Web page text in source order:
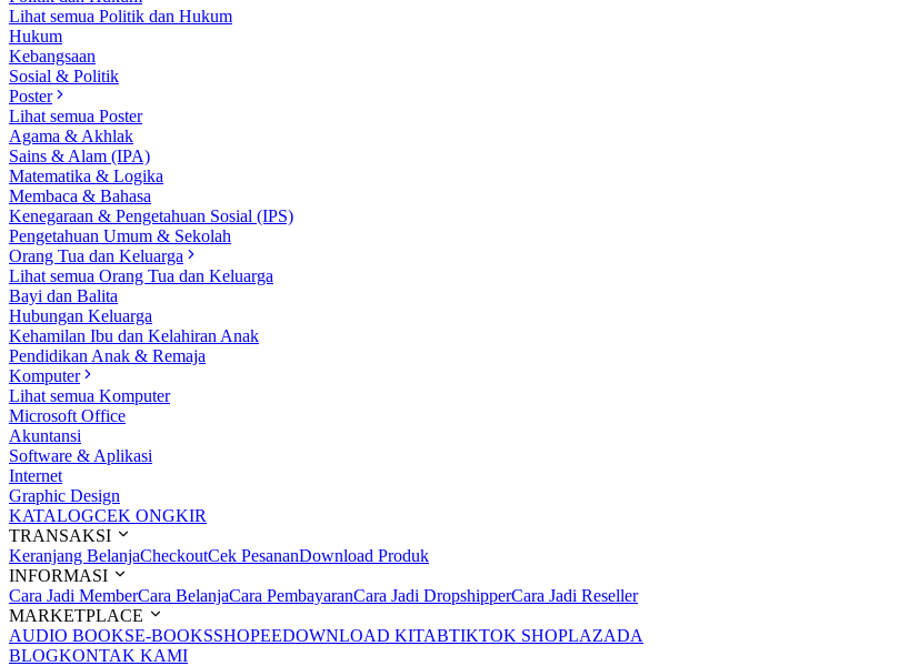
Lihat semua Politik dan Hukum
Hukum
Kebangsaan
Sosial & Politik
Poster
Lihat semua Poster
Agama & Akhlak
Sains & Alam (IPA)
Matematika & Logika
Membaca & Bahasa
Kenegaraan & Pengetahuan Sosial (IPS)
Pengetahuan Umum & Sekolah
Orang Tua dan Keluarga
Lihat semua Orang Tua dan Keluarga
Bayi dan Balita
Hubungan Keluarga
Kehamilan Ibu dan Kelahiran Anak
Pendidikan Anak & Remaja
Komputer
Lihat semua Komputer
Microsoft Office
Akuntansi
Software & Aplikasi
Internet
Graphic Design
KATALOGCEK ONGKIR
TRANSAKSI
Keranjang BelanjaCheckoutCek PesananDownload Produk
INFORMASI
Cara Jadi MemberCara BelanjaCara PembayaranCara Jadi DropshipperCara Jadi Reseller
MARKETPLACE
AUDIO BOOKSE-BOOKSSHOPEEDOWNLOAD KITABTIKTOK SHOPLAZADA
BLOGKONTAK KAMI